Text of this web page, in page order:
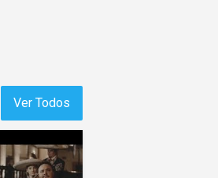
Ver Todos